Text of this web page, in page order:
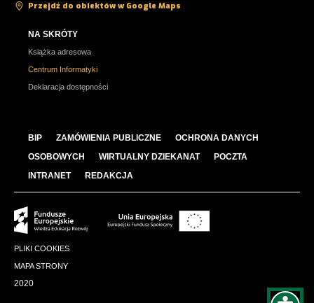
Przejdź do obiektów w Google Maps
NA SKRÓTY
Książka adresowa
Centrum Informatyki
Deklaracja dostępności
BIP ZAMÓWIENIA PUBLICZNE
OCHRONA DANYCH
OSOBOWYCH
WIRTUALNY DZIEKANAT
POCZTA
INTRANET
REDAKCJA
PLIKI COOKIES
MAPA STRONY
2020